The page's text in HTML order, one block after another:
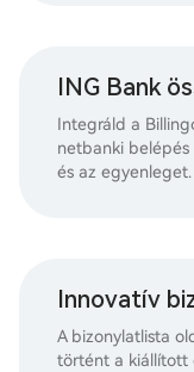
ING Bank
Integráld a
netbanki
és az egyenleget.
Innovatív
A bizonylatlista
történt a kiállított